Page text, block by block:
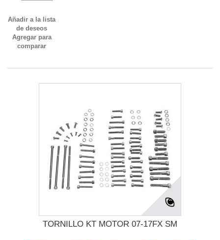
Añadir a la lista
de deseos
Agregar para
comparar
TORNILLO KT MOTOR 07-17FX SM